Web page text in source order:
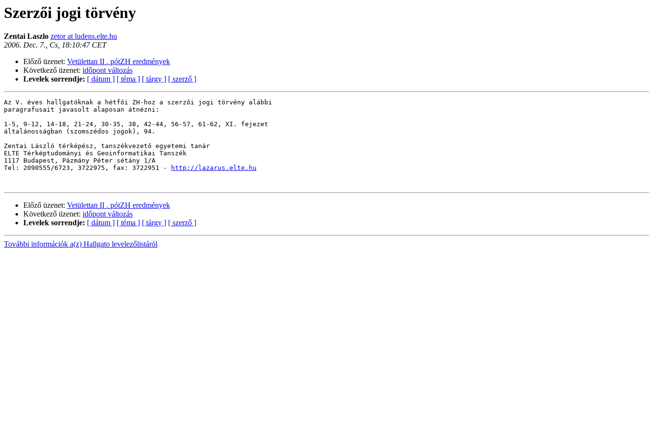
Szerzői jogi törvény
Zentai Laszlo zetor at ludens.elte.hu
2006. Dec. 7., Cs, 18:10:47 CET
Előző üzenet: Vetülettan II . pótZH eredmények
Következő üzenet: időpont változás
Levelek sorrendje: [ dátum ] [ téma ] [ tárgy ] [ szerző ]
Az V. éves hallgatóknak a hétfői ZH-hoz a szerzői jogi törvény alábbi
paragrafusait javasolt alaposan átnézni:
1-5, 9-12, 14-18, 21-24, 30-35, 38, 42-44, 56-57, 61-62, XI. fejezet
általánosságban (szomszédos jogok), 94.
Zentai László térképész, tanszékvezető egyetemi tanár
ELTE Térképtudományi és Geoinformatikai Tanszék
1117 Budapest, Pázmány Péter sétány 1/A
Tel: 2090555/6723, 3722975, fax: 3722951 -
http://lazarus.elte.hu
Előző üzenet: Vetülettan II . pótZH eredmények
Következő üzenet: időpont változás
Levelek sorrendje: [ dátum ] [ téma ] [ tárgy ] [ szerző ]
További információk a(z) Hallgato levelezőlistáról